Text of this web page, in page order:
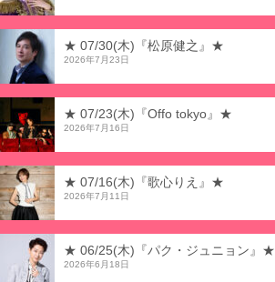
★ 07/30(木)『松原健之』★
2026年7月23日
★ 07/23(木)『Offo tokyo』★
2026年7月16日
★ 07/16(木)『歌心りえ』★
2026年7月11日
★ 06/25(木)『パク・ジュニョン』★
2026年6月18日